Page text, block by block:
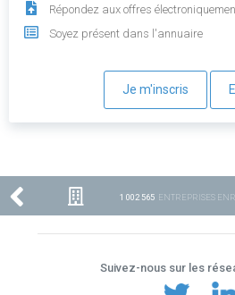
Répondez aux offres
Soyez présent dans l'annuaire
Je m'inscris
1 002 565 ENTREPRISES
Suivez-nous sur les